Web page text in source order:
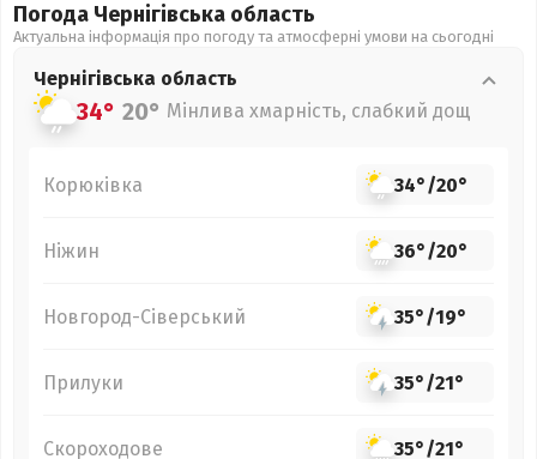
Погода Чернігівська область
Актуальна інформація про погоду та атмосферні умови на сьогодні
Чернігівська область
34° 20° Мінлива хмарність, слабкий дощ
Корюківка 34°/20°
Ніжин 36°/20°
Новгород-Сіверський 35°/19°
Прилуки 35°/21°
Скороходове 35°/21°